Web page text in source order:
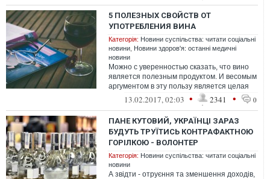
5 ПОЛЕЗНЫХ СВОЙСТВ ОТ
УПОТРЕБЛЕНИЯ ВИНА
Категорія: Новини суспільства: читати соціальні
новини Новини здоров'я: останні медичні
новини
Можно с уверенностью сказать, что вино
является полезным продуктом. И весомым
аргументом в эту пользу является целая
страна - Франция
13.02.2017, 02:03 • 2341 • 0
ПАНЕ КУТОВИЙ, УКРАЇНЦІ ЗАРАЗ
БУДУТЬ ТРУЇТИСЬ КОНТРАФАКТНОЮ
ГОРІЛКОЮ - ВОЛОНТЕР
Категорія: Новини суспільства: читати соціальні
новини
А звідти - отруєння та зменшення доходів,